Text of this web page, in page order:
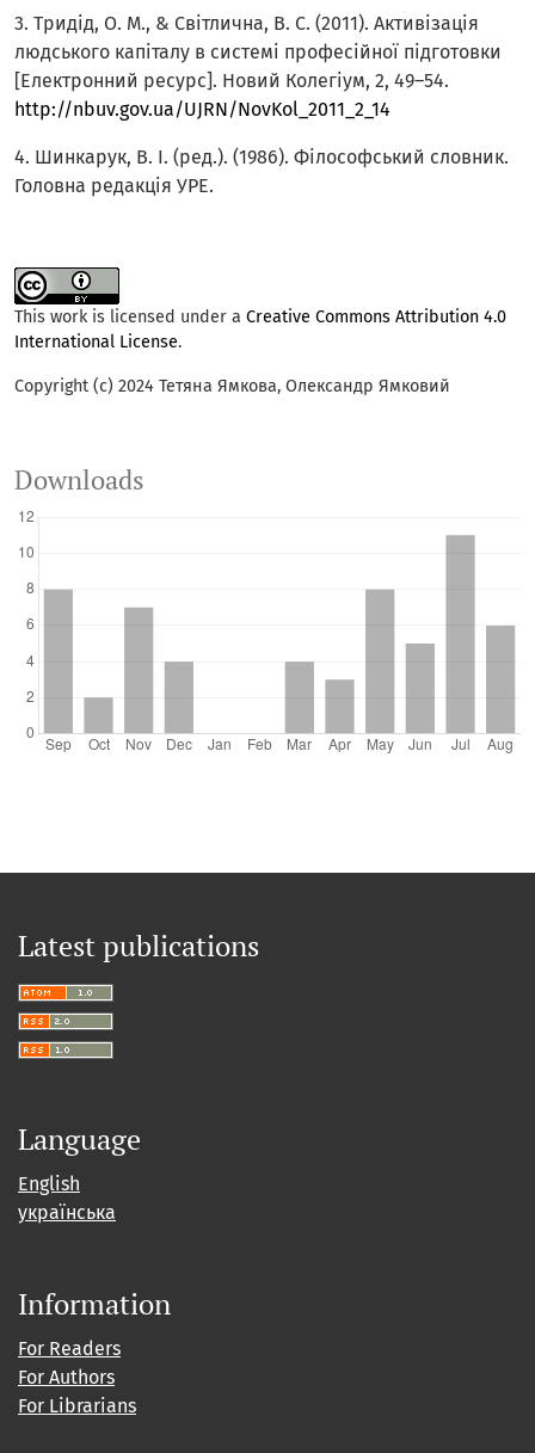
3. Тридід, О. М., & Світлична, В. С. (2011). Активізація
людського капіталу в системі професійної підготовки
[Електронний ресурс]. Новий Колегіум, 2, 49–54.
http://nbuv.gov.ua/UJRN/NovKol_2011_2_14
4. Шинкарук, В. І. (ред.). (1986). Філософський словник.
Головна редакція УРЕ.
This work is licensed under a Creative Commons Attribution 4.0
International License.
Copyright (c) 2024 Тетяна Ямкова, Олександр Ямковий
Downloads
Latest publications
Language
English
українська
Information
For Readers
For Authors
For Librarians